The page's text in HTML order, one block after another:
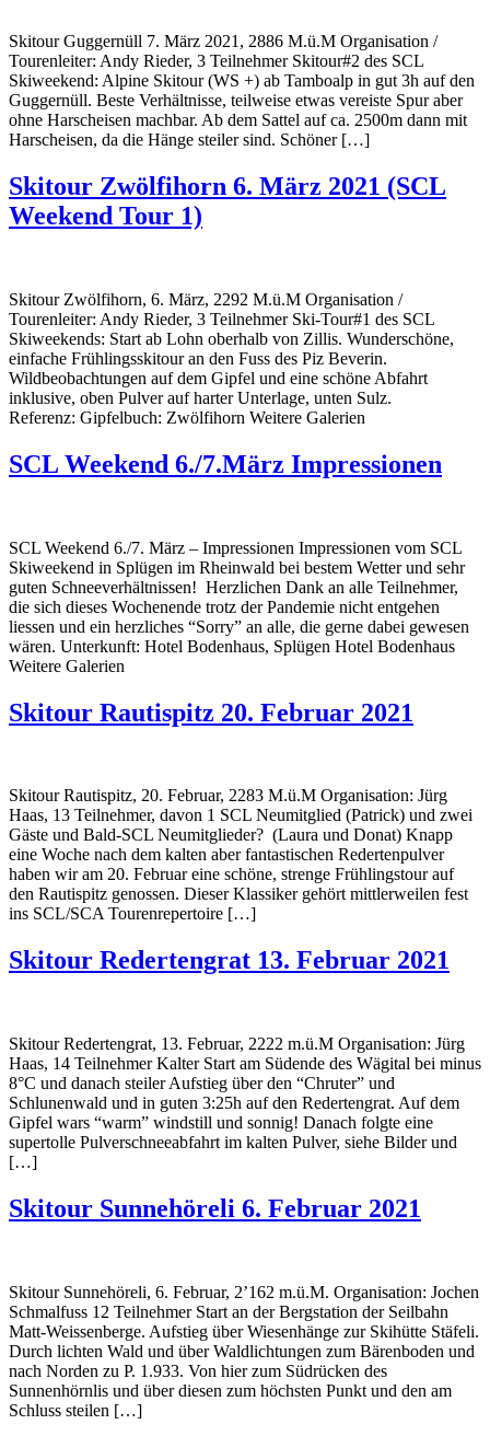
Skitour Guggernüll 7. März 2021, 2886 M.ü.M Organisation /
Tourenleiter: Andy Rieder, 3 Teilnehmer Skitour#2 des SCL
Skiweekend: Alpine Skitour (WS +) ab Tamboalp in gut 3h auf den
Guggernüll. Beste Verhältnisse, teilweise etwas vereiste Spur aber
ohne Harscheisen machbar. Ab dem Sattel auf ca. 2500m dann mit
Harscheisen, da die Hänge steiler sind. Schöner […]
Skitour Zwölfihorn 6. März 2021 (SCL
Weekend Tour 1)
Skitour Zwölfihorn, 6. März, 2292 M.ü.M Organisation /
Tourenleiter: Andy Rieder, 3 Teilnehmer Ski-Tour#1 des SCL
Skiweekends: Start ab Lohn oberhalb von Zillis. Wunderschöne,
einfache Frühlingsskitour an den Fuss des Piz Beverin.
Wildbeobachtungen auf dem Gipfel und eine schöne Abfahrt
inklusive, oben Pulver auf harter Unterlage, unten Sulz.
Referenz: Gipfelbuch: Zwölfihorn Weitere Galerien
SCL Weekend 6./7.März Impressionen
SCL Weekend 6./7. März – Impressionen Impressionen vom SCL
Skiweekend in Splügen im Rheinwald bei bestem Wetter und sehr
guten Schneeverhältnissen! Herzlichen Dank an alle Teilnehmer,
die sich dieses Wochenende trotz der Pandemie nicht entgehen
liessen und ein herzliches “Sorry” an alle, die gerne dabei gewesen
wären. Unterkunft: Hotel Bodenhaus, Splügen Hotel Bodenhaus
Weitere Galerien
Skitour Rautispitz 20. Februar 2021
Skitour Rautispitz, 20. Februar, 2283 M.ü.M Organisation: Jürg
Haas, 13 Teilnehmer, davon 1 SCL Neumitglied (Patrick) und zwei
Gäste und Bald-SCL Neumitglieder? (Laura und Donat) Knapp
eine Woche nach dem kalten aber fantastischen Redertenpulver
haben wir am 20. Februar eine schöne, strenge Frühlingstour auf
den Rautispitz genossen. Dieser Klassiker gehört mittlerweilen fest
ins SCL/SCA Tourenrepertoire […]
Skitour Redertengrat 13. Februar 2021
Skitour Redertengrat, 13. Februar, 2222 m.ü.M Organisation: Jürg
Haas, 14 Teilnehmer Kalter Start am Südende des Wägital bei minus
8°C und danach steiler Aufstieg über den “Chruter” und
Schlunenwald und in guten 3:25h auf den Redertengrat. Auf dem
Gipfel wars “warm” windstill und sonnig! Danach folgte eine
supertolle Pulverschneeabfahrt im kalten Pulver, siehe Bilder und
[…]
Skitour Sunnehöreli 6. Februar 2021
Skitour Sunnehöreli, 6. Februar, 2’162 m.ü.M. Organisation: Jochen
Schmalfuss 12 Teilnehmer Start an der Bergstation der Seilbahn
Matt-Weissenberge. Aufstieg über Wiesenhänge zur Skihütte Stäfeli.
Durch lichten Wald und über Waldlichtungen zum Bärenboden und
nach Norden zu P. 1.933. Von hier zum Südrücken des
Sunnenhörnlis und über diesen zum höchsten Punkt und den am
Schluss steilen […]